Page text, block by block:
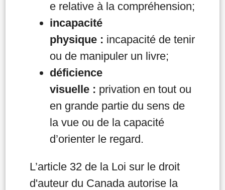
e relative à la compréhension;
incapacité
physique : incapacité de tenir
ou de manipuler un livre;
déficience
visuelle : privation en tout ou
en grande partie du sens de
la vue ou de la capacité
d’orienter le regard.
L’article 32 de la Loi sur le droit
d'auteur du Canada autorise la